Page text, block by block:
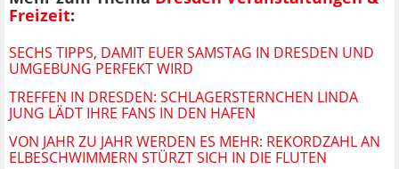
Freizeit:
SECHS TIPPS, DAMIT EUER SAMSTAG IN DRESDEN UND
UMGEBUNG PERFEKT WIRD
TREFFEN IN DRESDEN: SCHLAGERSTERNCHEN LINDA
JUNG LÄDT IHRE FANS IN DEN HAFEN
VON JAHR ZU JAHR WERDEN ES MEHR: REKORDZAHL AN
ELBESCHWIMMERN STÜRZT SICH IN DIE FLUTEN